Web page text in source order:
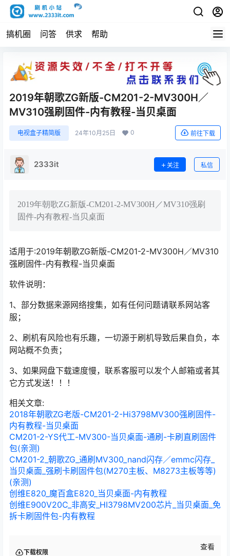
搞机圈 问答 供求 帮助
2019年朝歌ZG新版-CM201-2-MV300H／
MV310强刷固件-内有教程-当贝桌面
电视盒子精简版 24年10月25日 0 前往下载
2333it 关注 私信
2019年朝歌ZG新版-CM201-2-MV300H／MV310强刷
固件-内有教程-当贝桌面
适用于:2019年朝歌ZG新版-CM201-2-MV300H／MV310
强刷固件-内有教程-当贝桌面
软件说明：
1、部分数据来源网络搜集，如有任何问题请联系网站客
服；
2、刷机有风险也有乐趣，一切源于刷机导致后果自负，本
网站概不负责；
3、如果网盘下载速度慢，联系客服可以发个人邮箱或者其
它方式发送！！！
相关文章:
2018年朝歌ZG老版-CM201-2-Hi3798MV300强刷固件-
内有教程-当贝桌面
CM201-2-YS代工-MV300-当贝桌面-通刷-卡刷直刷固件
包(亲测)
CM201-2_朝歌ZG_通刷MV300_nand闪存／emmc闪存_
当贝桌面_强刷卡刷固件包(M270主板、M8273主板等等)
(亲测)
创维E820_魔百盒E820_当贝桌面-内有教程
创维E900V20C_非高安_HI3798MV200芯片_当贝桌面_免
拆卡刷固件包-内有教程
下载权限
查看